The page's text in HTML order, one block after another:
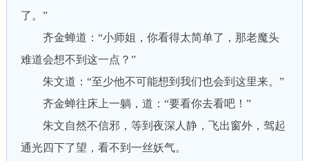
了。”
齐金蝉道：“小师姐，你看得太简单了，那老魔头
难道会想不到这一点？”
朱文道：“至少他不可能想到我们也会到这里来。”
齐金蝉往床上一躺，道：“要看你去看吧！”
朱文自然不信邪，等到夜深人静，飞出窗外，驾起
通光四下了望，看不到一丝妖气。